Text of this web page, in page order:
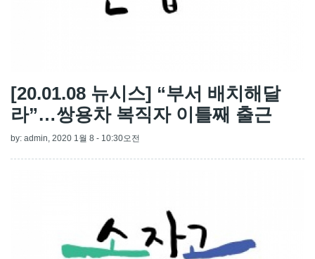
[20.01.08 뉴시스] “부서 배치해달
라”…쌍용차 복직자 이틀째 출근
by: admin , 2020 1월 8 - 10:30오전